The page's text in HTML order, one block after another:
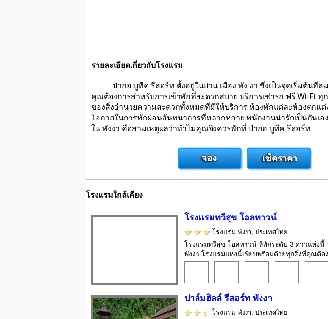
รายละเอียดเกี่ยวกับโรงแรม
ป่ากอ บูทีค รีสอร์ท ตั้งอยู่ในย่าน เมือง พัง งา ซึ่งเป็นจุดเริ่มต้นที่ส
คุณต้องการสำหรับการเข้าพักที่สะดวกสบาย บริการเช่ารถ ฟรี Wi-Fi
ของสิ่งอำนวยความสะดวกทั้งหมดที่มีให้บริการ ห้องพักแต่ละห้องตกแ
โอกาสในการพักผ่อนสันทนาการที่หลากหลาย พนักงานน่ารักเป็นกันเ
ใน พังงา คือสามเหตุผลว่าทำไมคุณจึงควรพักที่ ป่ากอ บูทีค รีสอร์ท
โรงแรมใกล้เคียง
โรงแรมทวีสุข โอลทาวน์
โรงแรม พังงา, ประเทศไทย
โรงแรมทวีสุข โอลทาวน์ ที่พักระดับ 3 ดาวแห่ง
พังงา โรงแรมแห่งนี้เพียบพร้อมด้วยทุกสิ่งที่คุณต้
ปาล์มฮิลล์ รีสอร์ท พังงา
โรงแรม พังงา, ประเทศไทย